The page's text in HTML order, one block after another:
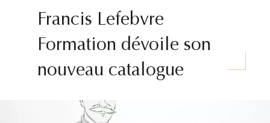
Francis Lefebvre
Formation dévoile son
nouveau catalogue